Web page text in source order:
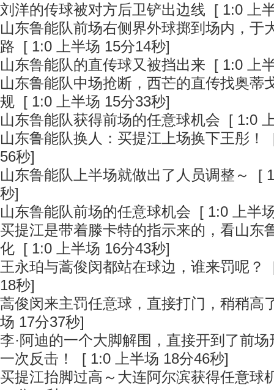
刘洋的传球被对方后卫铲出边线 [ 1:0 上
山东鲁能队前场右侧界外球掷到场内，于
路 [ 1:0 上半场 15分14秒]
山东鲁能队的直传球又被挡出来 [ 1:0 上
山东鲁能队中场抢断，西芒的直传找奥蒂
规 [ 1:0 上半场 15分33秒]
山东鲁能队获得前场的任意球机会 [ 1:0
山东鲁能队换人：买提江上场换下王彤！
56秒]
山东鲁能队上半场就做出了人员调整～
[
秒]
山东鲁能队前场的任意球机会 [ 1:0 上半
买提江是带着滕卡特的指示来的，看山东
化 [ 1:0 上半场 16分43秒]
王永珀与蒿俊闵都站在球边，谁来罚呢？
18秒]
蒿俊闵来主罚任意球，直接打门，稍稍高
场 17分37秒]
李·阿迪的一个大脚解围，直接开到了前
一次反击！
[ 1:0 上半场 18分46秒]
买提江抬脚过高～大连阿尔滨获得任意球